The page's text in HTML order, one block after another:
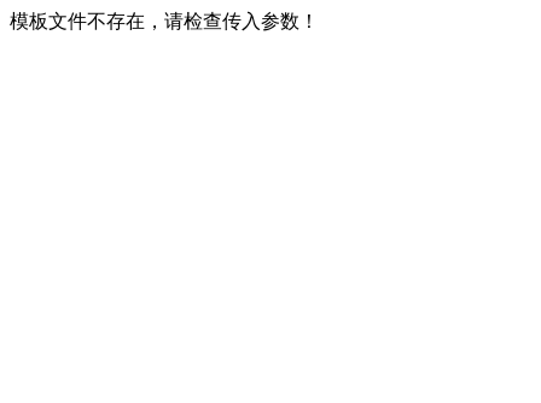
模板文件不存在，请检查传入参数！